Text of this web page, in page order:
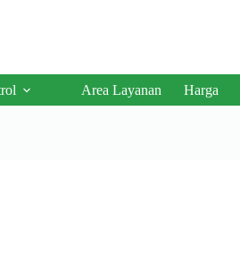
Area Layanan Harga